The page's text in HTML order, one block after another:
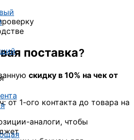
поставка?
скидку в 10% на чек от
от 1-ого контакта до товара на
аналоги, чтобы